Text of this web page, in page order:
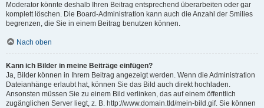
Moderator könnte deshalb Ihren Beitrag entsprechend überarbeiten oder gar
komplett löschen. Die Board-Administration kann auch die Anzahl der Smilies
begrenzen, die Sie in einem Beitrag benutzen können.
Nach oben
Kann ich Bilder in meine Beiträge einfügen?
Ja, Bilder können in Ihrem Beitrag angezeigt werden. Wenn die Administration
Dateianhänge erlaubt hat, können Sie das Bild auch direkt hochladen.
Ansonsten müssen Sie zu einem Bild verlinken, das auf einem öffentlich
zugänglichen Server liegt, z. B. http://www.domain.tld/mein-bild.gif. Sie können